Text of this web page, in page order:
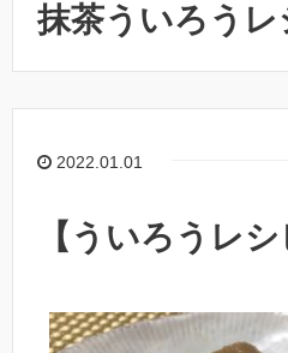
抹茶ういろうレ
2022.01.01
【ういろうレシ